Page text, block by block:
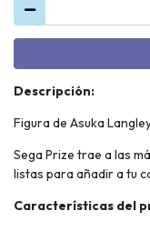
Descripción:
Figura de Asuka
Sega Prize trae a las
listas para añadir a tu
Características del